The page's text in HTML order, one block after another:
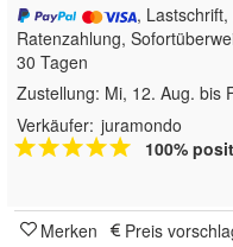
,
Ratenzahlung,
30 Tagen
Zustellung: Mi, 12. Aug. bis
Verkäufer: juramondo
100%
Merken Preis